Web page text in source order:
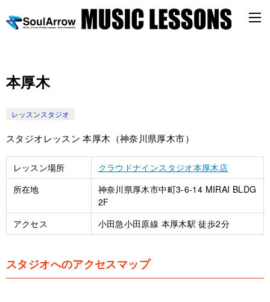
本厚木
レッスンスタジオ
スタジオレッスン 本厚木（神奈川県厚木市）
レッスン場所
クラウドナインスタジオ本厚木店
所在地
神奈川県厚木市中町3-6-14 MIRAI BLDG
2F
アクセス
小田急小田原線 本厚木駅 徒歩2分
スタジオへのアクセスマップ